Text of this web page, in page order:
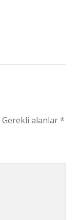
Gerekli alanlar*